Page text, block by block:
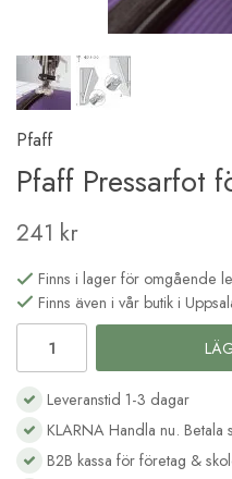
Pfaff
Pfaff Pressarfot
241 kr
Finns i lager för omgående
Finns även i vår butik i
Leveranstid 1-3 dagar
KLARNA Handla nu. Betala
B2B kassa för företag &